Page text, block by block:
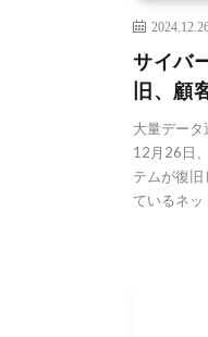
サイバ
旧、顧
大量デー
12月26日
テムが復旧
ているネッ